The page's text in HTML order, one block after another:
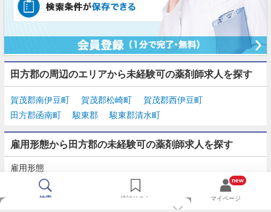
田方郡の周辺のエリアから未経験可の薬剤師求人を探す
賀茂郡南伊豆町 賀茂郡松崎町
賀茂郡西伊豆町
田方郡函南町
駿東郡 駿東郡清水町
雇用形態から田方郡の未経験可の薬剤師求人を探す
雇用形態
契約社員 パート・アルバイト
検索 検討リスト
new
マイページ